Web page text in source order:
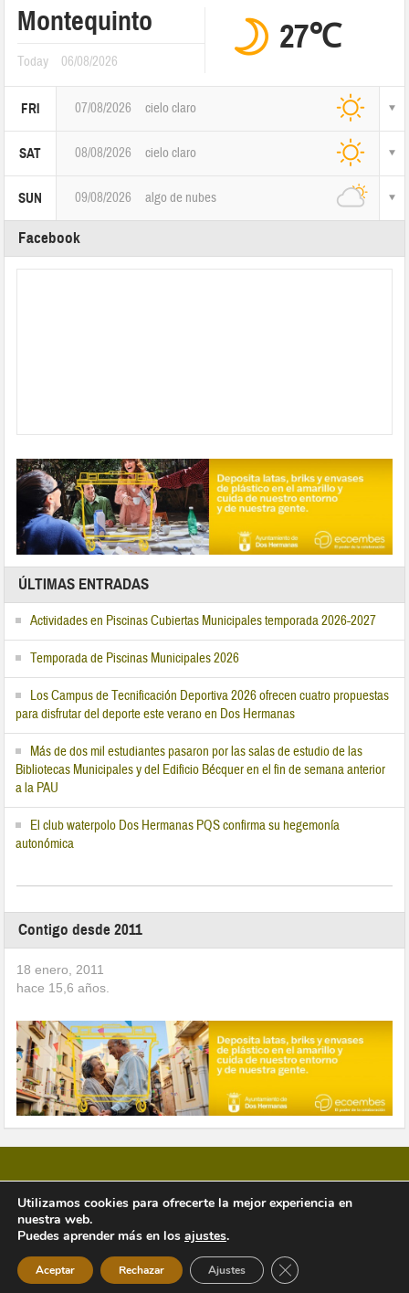
Montequinto
Today 06/08/2026
27℃
FRI 07/08/2026 cielo claro
SAT 08/08/2026 cielo claro
SUN 09/08/2026 algo de nubes
Facebook
ÚLTIMAS ENTRADAS
Actividades en Piscinas Cubiertas Municipales temporada 2026-2027
Temporada de Piscinas Municipales 2026
Los Campus de Tecnificación Deportiva 2026 ofrecen cuatro propuestas
para disfrutar del deporte este verano en Dos Hermanas
Más de dos mil estudiantes pasaron por las salas de estudio de las
Bibliotecas Municipales y del Edificio Bécquer en el fin de semana anterior
a la PAU
El club waterpolo Dos Hermanas PQS confirma su hegemonía
autonómica
Contigo desde 2011
18 enero, 2011
hace 15,6 años.
Copyright © 2026 Vivir en Montequinto Periódico Digital
Utilizamos cookies para ofrecerte la mejor experiencia en
nuestra web.
Puedes aprender más en los ajustes.
Aceptar Rechazar Ajustes Cerrar el banner de